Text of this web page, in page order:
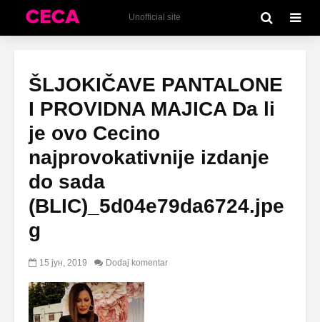
Unofficial site
ŠLJOKIČAVE PANTALONE
I PROVIDNA MAJICA Da li
je ovo Cecino
najprovokativnije izdanje
do sada
(BLIC)_5d04e79da6724.jpe
g
15 јун, 2019 Dodaj komentar